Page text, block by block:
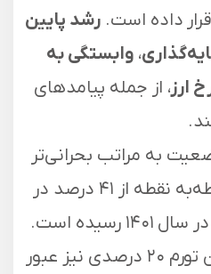
داده است. رشد پایین
، وابستگی به
ارز، از جمله پیامد‌های
به مراتب بحرانی‌تر
نیز شده است. تورم نقطه‌به نقطه از ۴۱ درصد در
سال ۱۴۰۰ به ۴۸ درصد در سال ۱۴۰۱ رسیده است.
این امر یعنی از میانگین تورم ۲۰ درصدی نیز عبور